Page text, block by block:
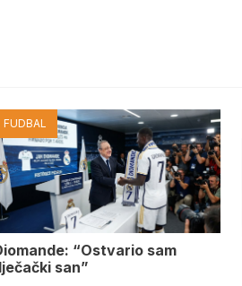
FUDBAL
“Ostvario sam
san”